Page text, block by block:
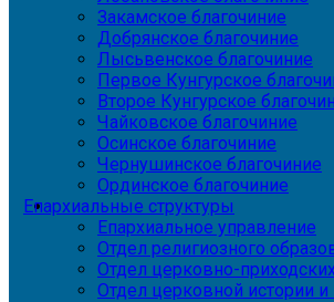
Закамское благочиние
Добрянское благочиние
Лысьвенское благочиние
Первое Кунгурское
Второе Кунгурское
Чайковское благочиние
Осинское благочиние
Чернушинское благочиние
Ординское благочиние
Епархиальные структуры
Епархиальное управление
Отдел религиозного
Отдел церковно-
Отдел церковной истории